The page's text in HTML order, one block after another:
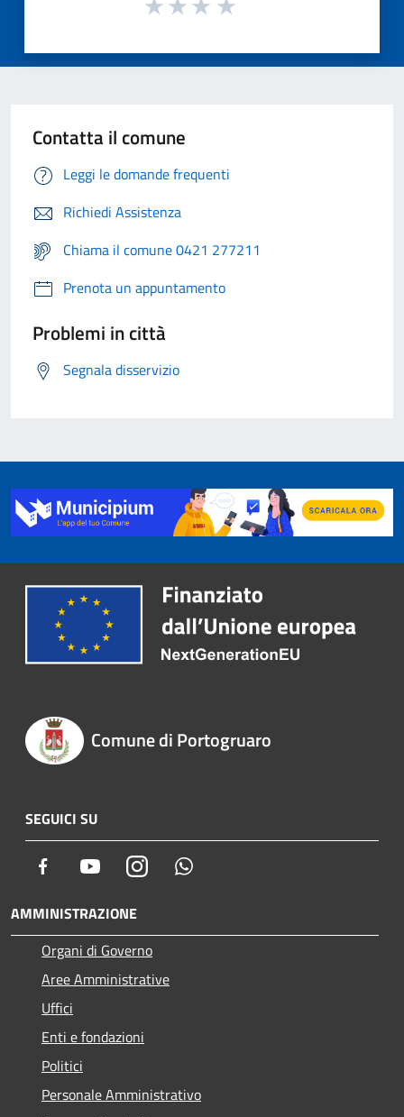
Contatta il comune
Leggi le domande frequenti
Richiedi Assistenza
Chiama il comune 0421 277211
Prenota un appuntamento
Problemi in città
Segnala disservizio
Comune di Portogruaro
SEGUICI SU
Facebook YoutubeInstagram
AMMINISTRAZIONE
Organi di Governo
Aree Amministrative
Uffici
Enti e fondazioni
Politici
Personale Amministrativo